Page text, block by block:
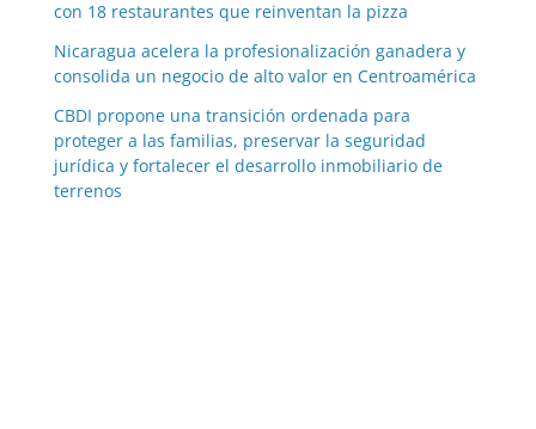
con 18 restaurantes que reinventan la pizza
Nicaragua acelera la profesionalización ganadera y
consolida un negocio de alto valor en Centroamérica
CBDI propone una transición ordenada para
proteger a las familias, preservar la seguridad
jurídica y fortalecer el desarrollo inmobiliario de
terrenos